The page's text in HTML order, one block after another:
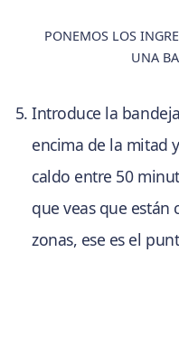
PONEMOS LOS
UNA
Introduce la
encima de la mitad
caldo entre 50
que veas que están
zonas, ese es el